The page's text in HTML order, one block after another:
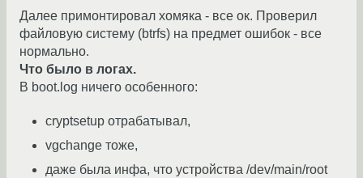
Далее примонтировал хомяка - все ок. Проверил
файловую систему (btrfs) на предмет ошибок - все
нормально.
Что было в логах.
В boot.log ничего особенного:
cryptsetup отрабатывал,
vgchange тоже,
даже была инфа, что устройства /dev/main/root